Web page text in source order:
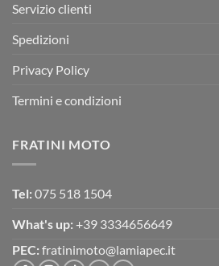
Servizio clienti
Spedizioni
Privacy Policy
Termini e condizioni
FRATINI MOTO
Tel: 075 518 1504
What's up: +39 3334656649
PEC: fratinimoto@lamiapec.it